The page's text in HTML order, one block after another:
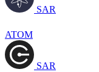
SAR
ATOM
SAR